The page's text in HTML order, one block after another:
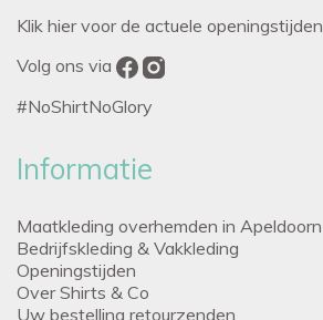
Klik hier voor de actuele openingstijden
Volg ons via
#NoShirtNoGlory
Informatie
Maatkleding overhemden in Apeldoorn
Bedrijfskleding & Vakkleding
Openingstijden
Over Shirts & Co
Uw bestelling retourzenden